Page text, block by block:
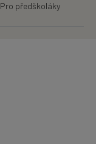
Pro předškoláky